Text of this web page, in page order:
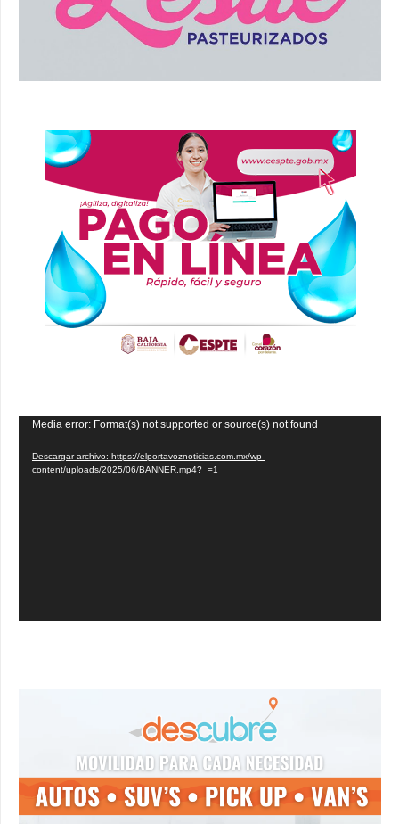
Reproductor
vídeo
Media error: Format(s) not supported or source(s) not found
Descargar archivo: https://elportavoznoticias.com.mx/wp-
content/uploads/2025/06/BANNER.mp4?_=1